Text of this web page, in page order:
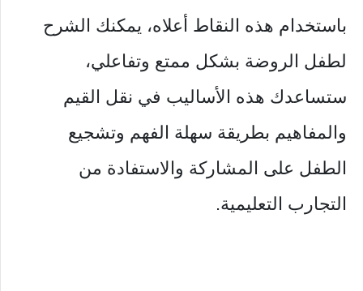
باستخدام هذه النقاط أعلاه، يمكنك الشرح
لطفل الروضة بشكل ممتع وتفاعلي،
ستساعدك هذه الأساليب في نقل القيم
والمفاهيم بطريقة سهلة الفهم وتشجيع
الطفل على المشاركة والاستفادة من
التجارب التعليمية.